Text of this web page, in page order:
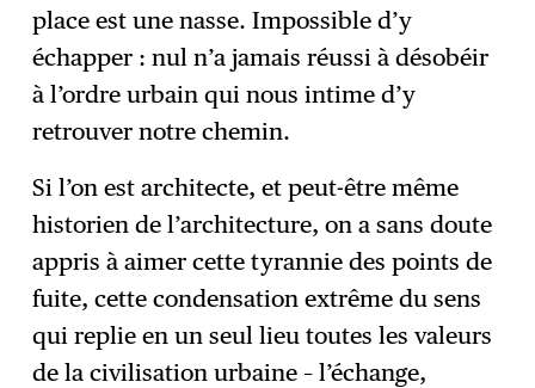
place est une nasse. Impossible d’y
échapper : nul n’a jamais réussi à désobéir
à l’ordre urbain qui nous intime d’y
retrouver notre chemin.
Si l’on est architecte, et peut-être même
historien de l’architecture, on a sans doute
appris à aimer cette tyrannie des points de
fuite, cette condensation extrême du sens
qui replie en un seul lieu toutes les valeurs
de la civilisation urbaine – l’échange,